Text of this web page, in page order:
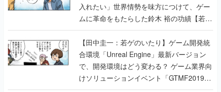
入れたい」世界情勢を味方につけて、ゲー
ムに革命をもたらした鈴木 裕の功績【若ゲ
のいたり】
【田中圭一：若ゲのいたり】ゲーム開発統
合環境「Unreal Engine」最新バージョン
で、開発環境はどう変わる？ ゲーム業界向
けソリューションイベント「GTMF2019」
に行って、より理解を深めよう【PR】